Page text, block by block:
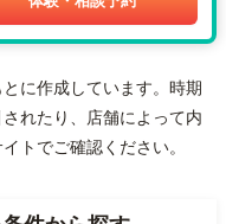
に作成しています。時期
れたり、店舗によって内
トでご確認ください。